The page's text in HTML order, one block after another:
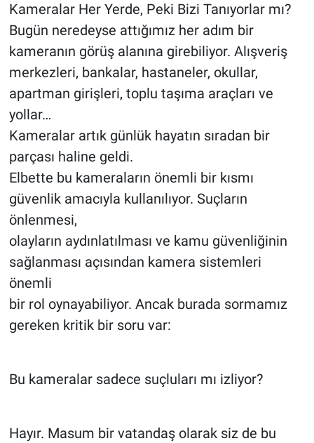
Kameralar Her Yerde, Peki Bizi Tanıyorlar mı?
Bugün neredeyse attığımız her adım bir
kameranın görüş alanına girebiliyor. Alışveriş
merkezleri, bankalar, hastaneler, okullar,
apartman girişleri, toplu taşıma araçları ve
yollar…
Kameralar artık günlük hayatın sıradan bir
parçası haline geldi.
Elbette bu kameraların önemli bir kısmı
güvenlik amacıyla kullanılıyor. Suçların
önlenmesi,
olayların aydınlatılması ve kamu güvenliğinin
sağlanması açısından kamera sistemleri
önemli
bir rol oynayabiliyor. Ancak burada sormamız
gereken kritik bir soru var:
Bu kameralar sadece suçluları mı izliyor?
Hayır. Masum bir vatandaş olarak siz de bu